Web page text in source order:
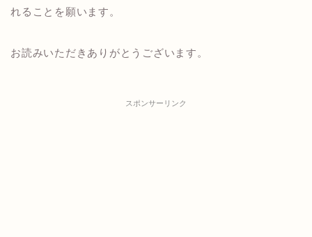
れることを願います。
お読みいただきありがとうございます。
スポンサーリンク